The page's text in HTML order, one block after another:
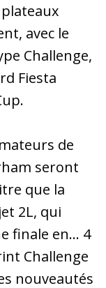
avec le
Challenge,
Fiesta
de
seront
que la
2L, qui
finale en… 4
Challenge
nouveautés